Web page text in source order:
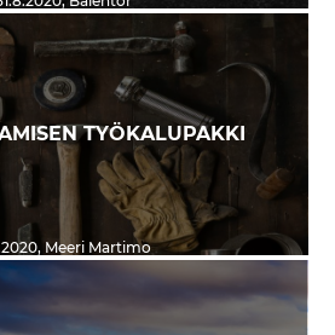
TYÖKALUPAKKI
, Meeri Martimo